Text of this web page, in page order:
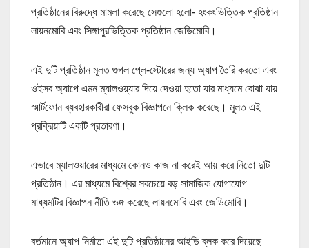
প্রতিষ্ঠানের বিরুদ্ধে মামলা করেছে সেগুলো হলো- হংকংভিত্তিক প্রতিষ্ঠান
লায়নমোবি এবং সিঙ্গাপুরভিত্তিক প্রতিষ্ঠান জেডিমোবি।
এই দুটি প্রতিষ্ঠান মূলত গুগল প্লে-স্টোরের জন্য অ্যাপ তৈরি করতো এবং
ওইসব অ্যাপে এমন ম্যালওয়্যার দিয়ে দেওয়া হতো যার মাধ্যমে বোঝা যায়
স্মার্টফোন ব্যবহারকারীরা ফেসবুক বিজ্ঞাপনে ক্লিক করেছে। মূলত এই
প্রক্রিয়াটি একটি প্রতারণা।
এভাবে ম্যালওয়ারের মাধ্যমে কোনও কাজ না করেই আয় করে নিতো দুটি
প্রতিষ্ঠান। এর মাধ্যমে বিশ্বের সবচেয়ে বড় সামাজিক যোগাযোগ
মাধ্যমটির বিজ্ঞাপন নীতি ভঙ্গ করেছে লায়নমোবি এবং জেডিমোবি।
বর্তমানে অ্যাপ নির্মাতা এই দুটি প্রতিষ্ঠানের আইডি ব্লক করে দিয়েছে